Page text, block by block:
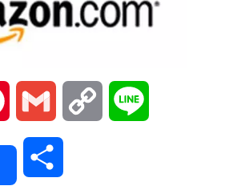
Pinterest Gmail Copy